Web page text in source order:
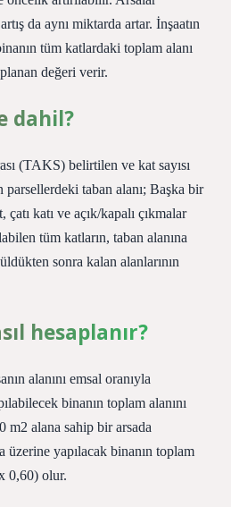
da aynı miktarda artar. İnşaatın
tüm katlardaki toplam alanı
değeri verir.
dahil?
(TAKS) belirtilen ve kat sayısı
taban alanı; Başka bir
katı ve açık/kapalı çıkmalar
tüm katların, taban alanına
sonra kalan alanlarının
hesaplanır?
alanını emsal oranıyla
binanın toplam alanını
m2 alana sahip bir arsada
yapılacak binanın toplam
0,60) olur.